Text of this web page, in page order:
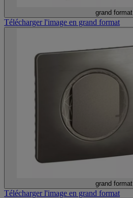
grand format
Télécharger l'image en grand format
grand format
Télécharger l'image en grand format